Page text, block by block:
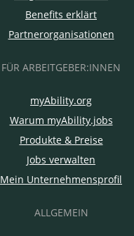
Benefits erklärt
Partnerorganisationen
FÜR ARBEITGEBER:INNEN
myAbility.org
Warum myAbility.jobs
Produkte & Preise
Jobs verwalten
Mein Unternehmensprofil
ALLGEMEIN